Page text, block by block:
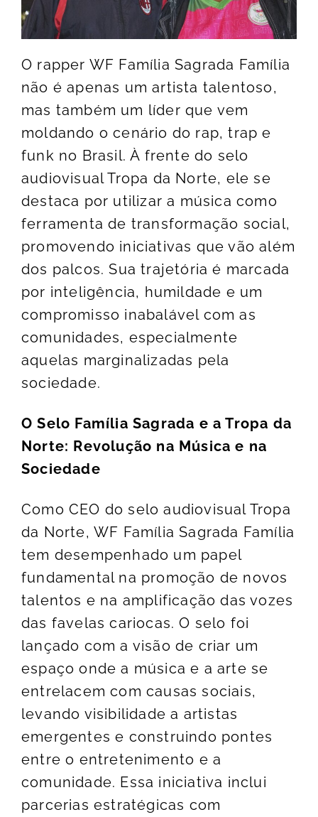
O rapper WF Família Sagrada Família
não é apenas um artista talentoso,
mas também um líder que vem
moldando o cenário do rap, trap e
funk no Brasil. À frente do selo
audiovisual Tropa da Norte, ele se
destaca por utilizar a música como
ferramenta de transformação social,
promovendo iniciativas que vão além
dos palcos. Sua trajetória é marcada
por inteligência, humildade e um
compromisso inabalável com as
comunidades, especialmente
aquelas marginalizadas pela
sociedade.
O Selo Família Sagrada e a Tropa da
Norte: Revolução na Música e na
Sociedade
Como CEO do selo audiovisual Tropa
da Norte, WF Família Sagrada Família
tem desempenhado um papel
fundamental na promoção de novos
talentos e na amplificação das vozes
das favelas cariocas. O selo foi
lançado com a visão de criar um
espaço onde a música e a arte se
entrelacem com causas sociais,
levando visibilidade a artistas
emergentes e construindo pontes
entre o entretenimento e a
comunidade. Essa iniciativa inclui
parcerias estratégicas com